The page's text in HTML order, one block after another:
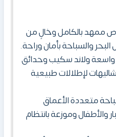
ممهد بالكامل وخالٍ من
البحر والسباحة بأمان وراحة.
ولاند سكيب وحدائق
لإطلالات طبيعية
متعددة الأعماق
والأطفال وموزعة بانتظام